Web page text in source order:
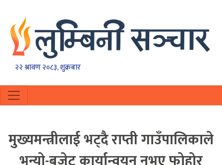
२२ श्रावण २०८३, शुक्रबार
मुख्यमन्त्रीलाई भट्दै राप्ती गाउँपालिकाले